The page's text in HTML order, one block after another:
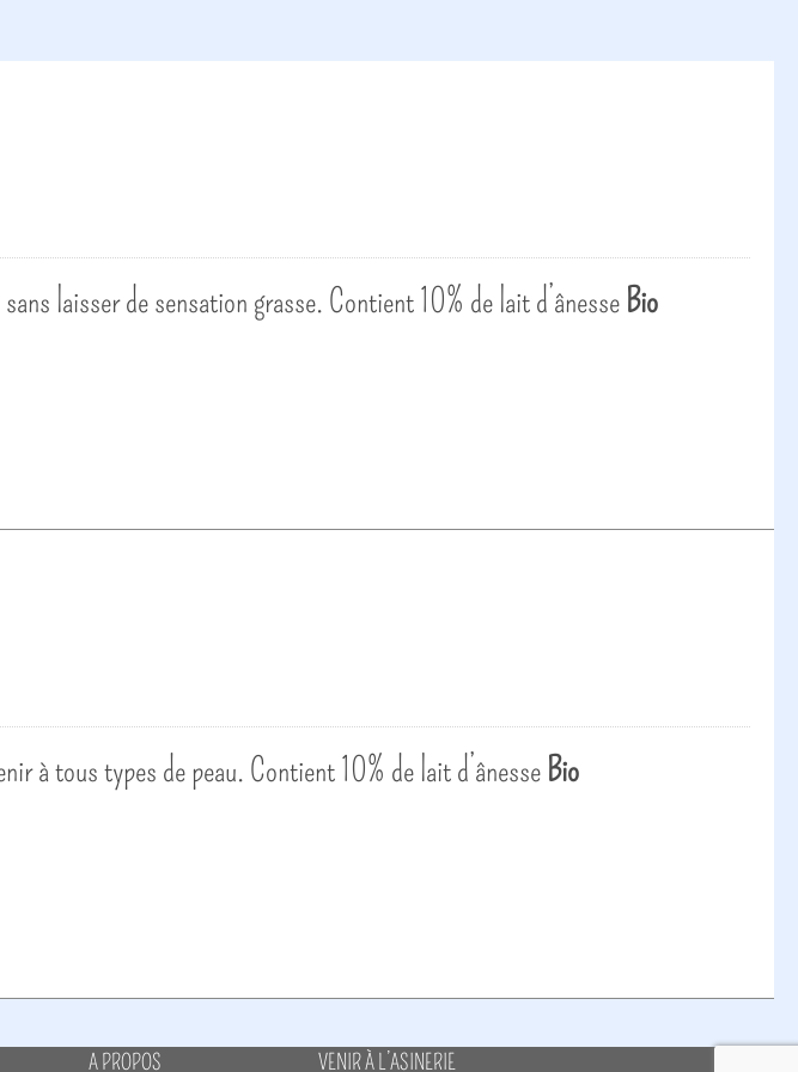
laisser de sensation grasse. Contient 10% de lait d’ânesse Bio
à tous types de peau. Contient 10% de lait d’ânesse Bio
A PROPOS VENIR À L’ASINERIE